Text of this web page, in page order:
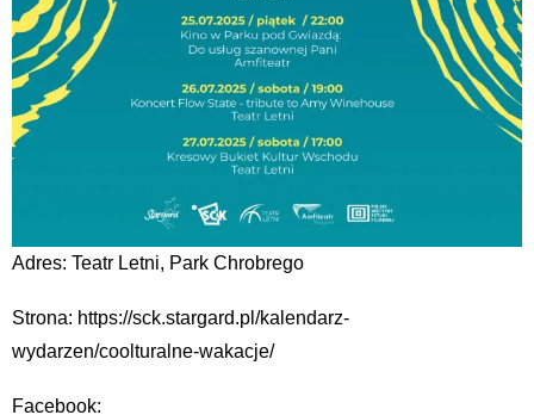
Adres: Teatr Letni, Park Chrobrego
Strona: https://sck.stargard.pl/kalendarz-
wydarzen/coolturalne-wakacje/
Facebook: